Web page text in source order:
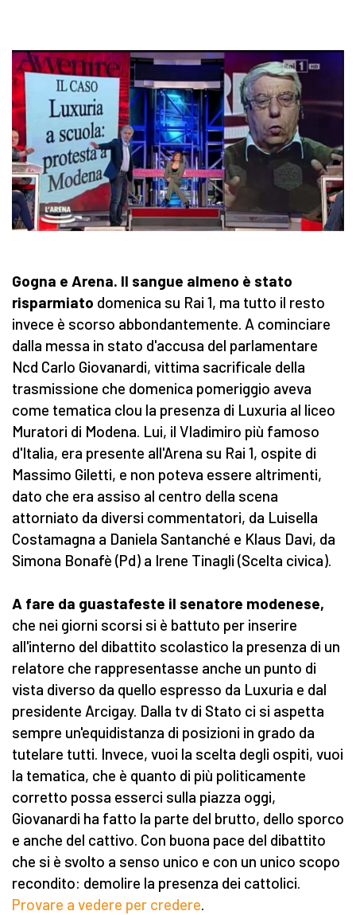
Gogna e Arena. Il sangue almeno è stato
risparmiato domenica su Rai 1, ma tutto il resto
invece è scorso abbondantemente. A cominciare
dalla messa in stato d'accusa del parlamentare
Ncd Carlo Giovanardi, vittima sacrificale della
trasmissione che domenica pomeriggio aveva
come tematica clou la presenza di Luxuria al liceo
Muratori di Modena. Lui, il Vladimiro più famoso
d'Italia, era presente all'Arena su Rai 1, ospite di
Massimo Giletti, e non poteva essere altrimenti,
dato che era assiso al centro della scena
attorniato da diversi commentatori, da Luisella
Costamagna a Daniela Santanché e Klaus Davi, da
Simona Bonafè (Pd) a Irene Tinagli (Scelta civica).
A fare da guastafeste il senatore modenese,
che nei giorni scorsi si è battuto per inserire
all'interno del dibattito scolastico la presenza di un
relatore che rappresentasse anche un punto di
vista diverso da quello espresso da Luxuria e dal
presidente Arcigay. Dalla tv di Stato ci si aspetta
sempre un'equidistanza di posizioni in grado da
tutelare tutti. Invece, vuoi la scelta degli ospiti, vuoi
la tematica, che è quanto di più politicamente
corretto possa esserci sulla piazza oggi,
Giovanardi ha fatto la parte del brutto, dello sporco
e anche del cattivo. Con buona pace del dibattito
che si è svolto a senso unico e con un unico scopo
recondito: demolire la presenza dei cattolici.
Provare a vedere per credere.